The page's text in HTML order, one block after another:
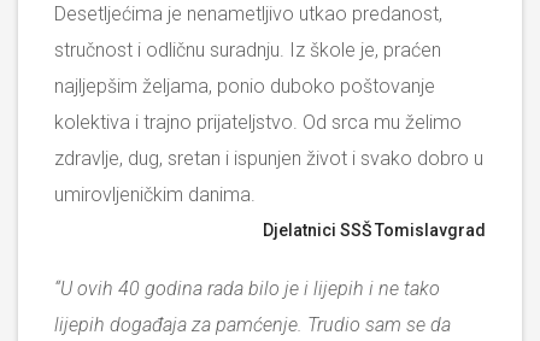
Desetljećima je nenametljivo utkao predanost,
stručnost i odličnu suradnju. Iz škole je, praćen
najljepšim željama, ponio duboko poštovanje
kolektiva i trajno prijateljstvo. Od srca mu želimo
zdravlje, dug, sretan i ispunjen život i svako dobro u
umirovljeničkim danima.
Djelatnici SSŠ Tomislavgrad
“U ovih 40 godina rada bilo je i lijepih i ne tako
lijepih događaja za pamćenje. Trudio sam se da